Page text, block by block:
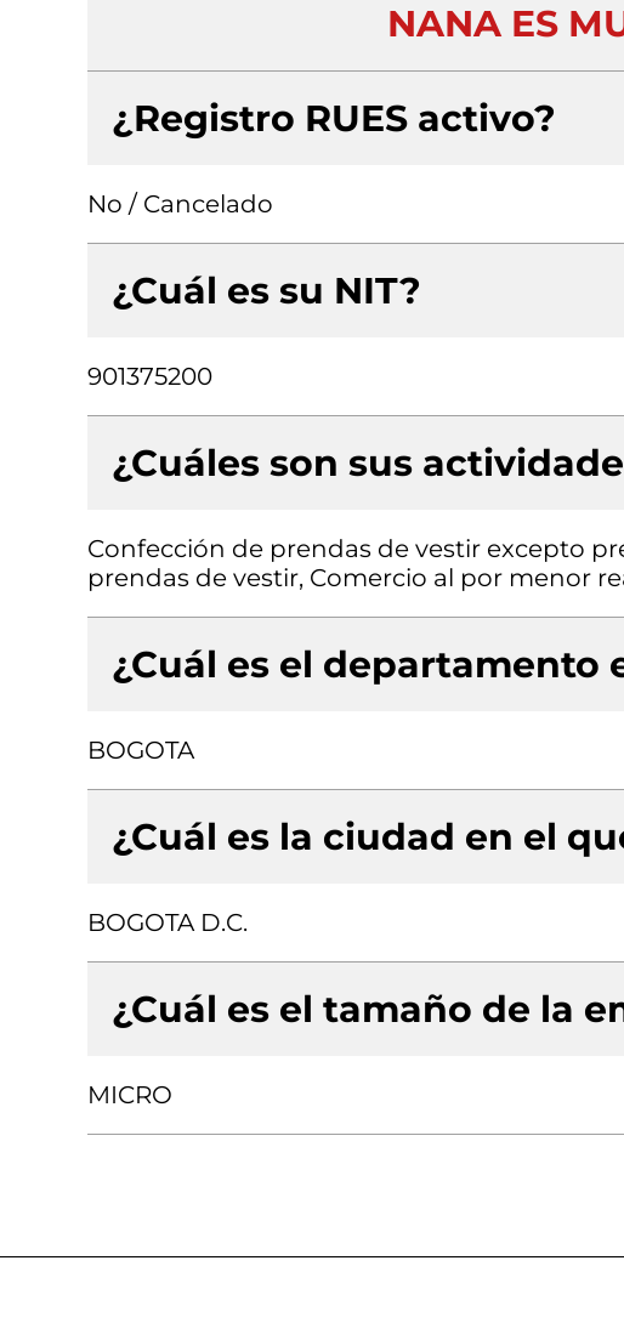
NANA ES
¿Registro RUES activo?
No / Cancelado
¿Cuál es su NIT?
901375200
¿Cuáles son sus
Confección de prendas de vestir excepto
prendas de vestir, Comercio al por menor
¿Cuál es el departamento
BOGOTA
¿Cuál es la ciudad en el
BOGOTA D.C.
¿Cuál es el tamaño de la
MICRO